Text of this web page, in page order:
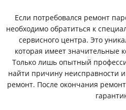
Если потребовался ремонт
необходимо обратиться к
сервисного центра. Это
которая имеет значительные
Только лишь опытный
найти причину неисправности
ремонт. После окончания